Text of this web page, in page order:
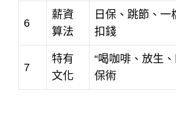
6
薪資
算法
日保、跳節、
扣錢
7
特有
文化
“喝咖啡、放生
保術